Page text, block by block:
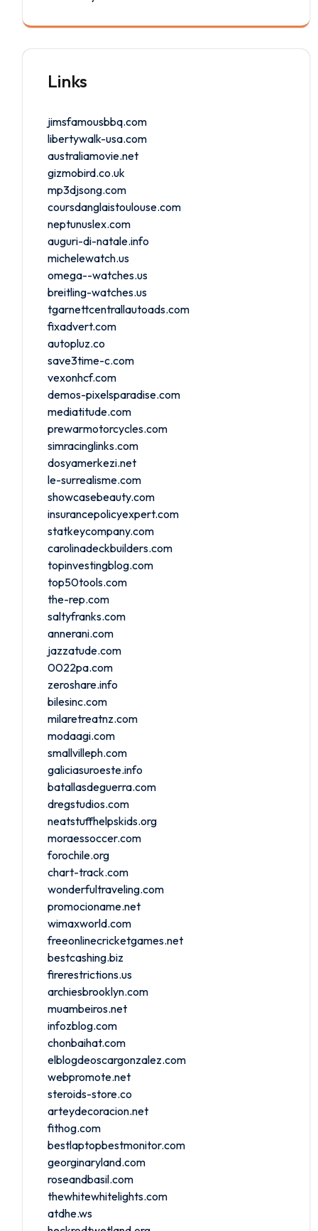
Links
jimsfamousbbq.com
libertywalk-usa.com
australiamovie.net
gizmobird.co.uk
mp3djsong.com
coursdanglaistoulouse.com
neptunuslex.com
auguri-di-natale.info
michelewatch.us
omega--watches.us
breitling-watches.us
tgarnettcentrallautoads.com
fixadvert.com
autopluz.co
save3time-c.com
vexonhcf.com
demos-pixelsparadise.com
mediatitude.com
prewarmotorcycles.com
simracinglinks.com
dosyamerkezi.net
le-surrealisme.com
showcasebeauty.com
insurancepolicyexpert.com
statkeycompany.com
carolinadeckbuilders.com
topinvestingblog.com
top50tools.com
the-rep.com
saltyfranks.com
annerani.com
jazzatude.com
0022pa.com
zeroshare.info
bilesinc.com
milaretreatnz.com
modaagi.com
smallvilleph.com
galiciasuroeste.info
batallasdeguerra.com
dregstudios.com
neatstuffhelpskids.org
moraessoccer.com
forochile.org
chart-track.com
wonderfultraveling.com
promocioname.net
wimaxworld.com
freeonlinecricketgames.net
bestcashing.biz
firerestrictions.us
archiesbrooklyn.com
muambeiros.net
infozblog.com
chonbaihat.com
elblogdeoscargonzalez.com
webpromote.net
steroids-store.co
arteydecoracion.net
fithog.com
bestlaptopbestmonitor.com
georginaryland.com
roseandbasil.com
thewhitewhitelights.com
atdhe.ws